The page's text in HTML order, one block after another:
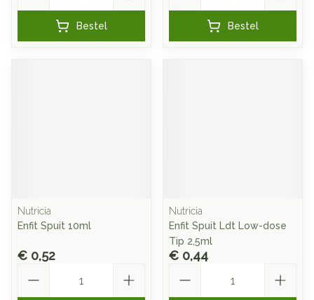
Bestel Bestel
Nutricia
Enfit Spuit 10ml
€ 0,52
Nutricia
Enfit Spuit Ldt Low-dose
Tip 2,5ml
€ 0,44